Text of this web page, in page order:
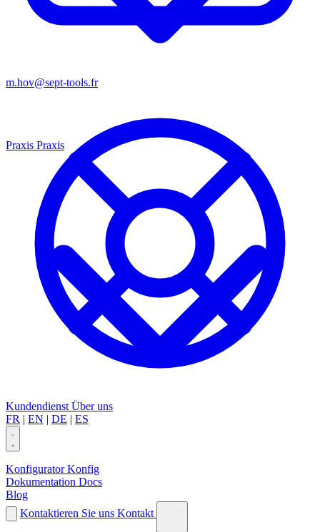
m.hov@sept-tools.fr
Kundendienst Über uns
FR | EN | DE | ES
Praxis Praxis
Konfigurator Konfig
Dokumentation Docs
Blog
Kontaktieren Sie uns Kontakt